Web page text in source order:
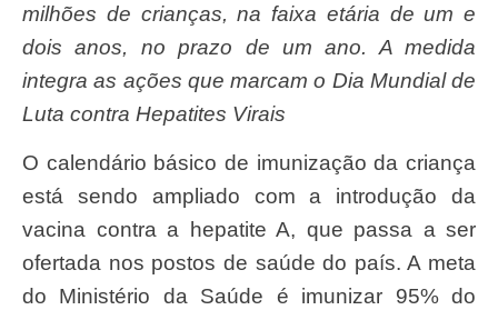
milhões de crianças, na faixa etária de um e
dois anos, no prazo de um ano. A medida
integra as ações que marcam o Dia Mundial de
Luta contra Hepatites Virais
O calendário básico de imunização da criança
está sendo ampliado com a introdução da
vacina contra a hepatite A, que passa a ser
ofertada nos postos de saúde do país. A meta
do Ministério da Saúde é imunizar 95% do